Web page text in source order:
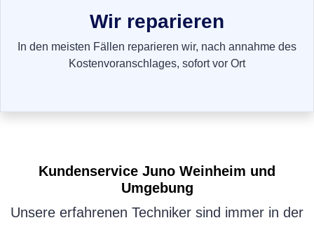
Wir reparieren
In den meisten Fällen reparieren wir, nach annahme des
Kostenvoranschlages, sofort vor Ort
Kundenservice Juno Weinheim und
Umgebung
Unsere erfahrenen Techniker sind immer in der